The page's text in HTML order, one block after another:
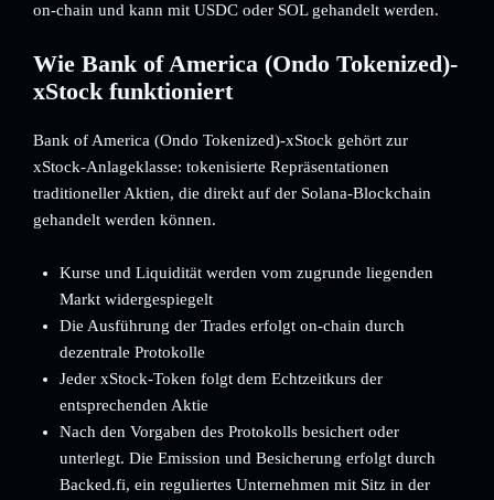
on-chain und kann mit USDC oder SOL gehandelt werden.
Wie Bank of America (Ondo Tokenized)-
xStock funktioniert
Bank of America (Ondo Tokenized)-xStock gehört zur
xStock-Anlageklasse: tokenisierte Repräsentationen
traditioneller Aktien, die direkt auf der Solana-Blockchain
gehandelt werden können.
Kurse und Liquidität werden vom zugrunde liegenden
Markt widergespiegelt
Die Ausführung der Trades erfolgt on-chain durch
dezentrale Protokolle
Jeder xStock-Token folgt dem Echtzeitkurs der
entsprechenden Aktie
Nach den Vorgaben des Protokolls besichert oder
unterlegt. Die Emission und Besicherung erfolgt durch
Backed.fi, ein reguliertes Unternehmen mit Sitz in der